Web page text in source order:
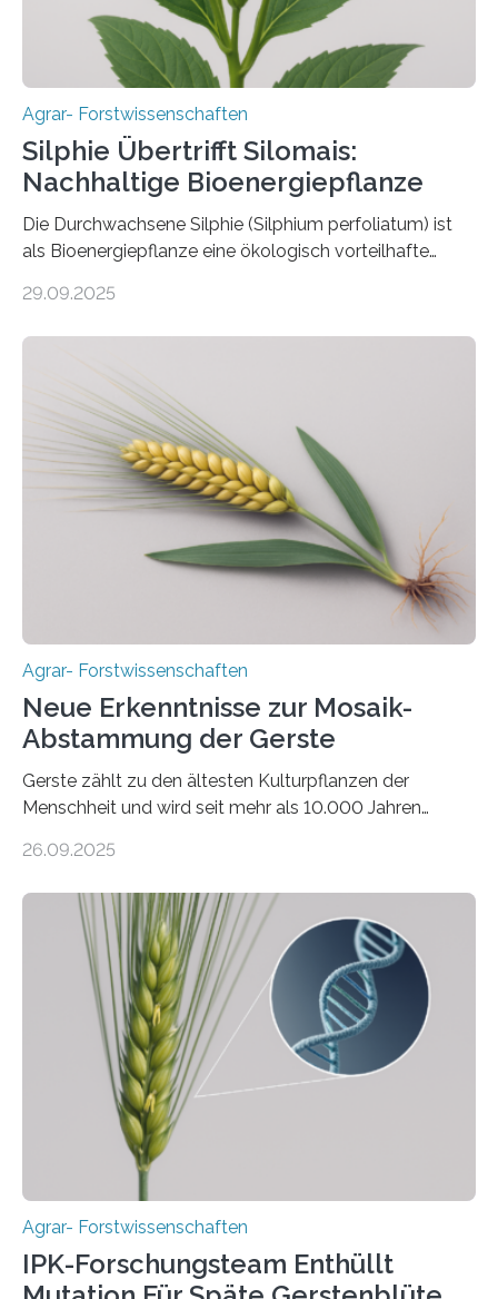
biotechnologische Verfahren zur…
Agrar- Forstwissenschaften
Silphie Übertrifft Silomais:
Nachhaltige Bioenergiepflanze
Die Durchwachsene Silphie (Silphium perfoliatum) ist
als Bioenergiepflanze eine ökologisch vorteilhafte
mehrjährigen Vergleichsstudie von Forschenden der
nach nachhaltigen Alternativen zur Energiegewinnung
aus landwirtschaftlichen Kulturen ist ein zentrales
Anliegen im Zuge der europäischen Klimaziele, bis
2050 klimaneutral zu werden. In Deutschland dominiert
bislang der Mais als Energiepflanze, doch sein Anbau
bringt ökologische Herausforderungen mit sich:
Bodenerosion, Nährstoffauswaschung und…
29.09.2025
Agrar- Forstwissenschaften
Neue Erkenntnisse zur Mosaik-
Abstammung der Gerste
Gerste zählt zu den ältesten Kulturpflanzen der
Menschheit und wird seit mehr als 10.000 Jahren
einzigen Ort domestiziert wurde. Eine neue Studie eines
Instituts für Pflanzengenetik und
Kulturpflanzenforschung (IPK) zeigt, dass die heutige
Gerste aus verschiedenen Wildpopulationen im
sogenannten Fruchtbaren Halbmond hervorgegangen
ist. Sie besitzt also eine Art „Mosaik-Abstammung“. Die
Ergebnisse der Studie wurden heute in der
Fachzeitschrift „Nature“ veröffentlicht. Die
Forschungsgruppe hat die Evolution und…
26.09.2025
Agrar- Forstwissenschaften
IPK-Forschungsteam Enthüllt